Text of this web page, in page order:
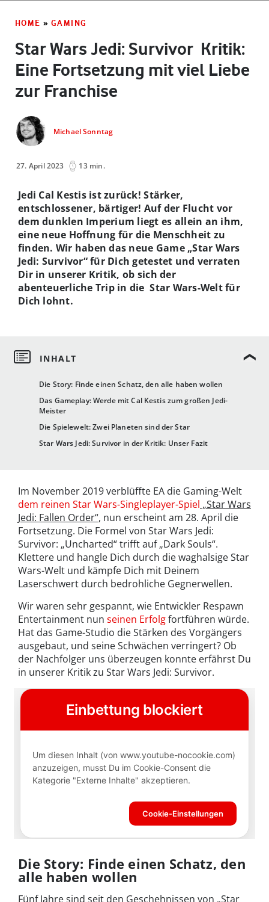
HOME » GAMING
Star Wars Jedi: Survivor ­ Kritik:
Eine Fortsetzung mit viel Liebe
zur Franchise
Michael Sonntag
27. April 2023 13 min.
Die Story: Finde einen Schatz, den alle haben wollen
Das Gameplay: Werde mit Cal Kestis zum großen Jedi-
Meister
Die Spielewelt: Zwei Planeten sind der Star
Star Wars Jedi: Survivor in der Kritik: Unser Fazit
Jedi Cal Kestis ist zurück! Stärker,
entschlossener, bärtiger! Auf der Flucht vor
dem dunklen Imperium liegt es allein an ihm,
eine neue Hoffnung für die Menschheit zu
finden. Wir haben das neue Game „Star Wars
Jedi: Survivor“ für Dich getestet und verraten
Dir in unserer Kritik, ob sich der
abenteuerliche Trip in die Star Wars-Welt für
Dich lohnt.
Im November 2019 verblüffte EA die Gaming-Welt
dem reinen Star Wars-Singleplayer-Spiel „Star Wars
Jedi: Fallen Order“, nun erscheint am 28. April die
Fortsetzung. Die Formel von Star Wars Jedi:
Survivor: „Uncharted“ trifft auf „Dark Souls“.
Klettere und hangle Dich durch die waghalsige Star
Wars-Welt und kämpfe Dich mit Deinem
Laserschwert durch bedrohliche Gegnerwellen.
Wir waren sehr gespannt, wie Entwickler Respawn
Entertainment nun seinen Erfolgfortführen würde.
Hat das Game-Studio die Stärken des Vorgängers
ausgebaut, und seine Schwächen verringert? Ob
der Nachfolger uns überzeugen konnte erfährst Du
in unserer Kritik zu Star Wars Jedi: Survivor.
Die Story: Finde einen Schatz, den
alle haben wollen
Fünf Jahre sind seit den Geschehnissen von „Star